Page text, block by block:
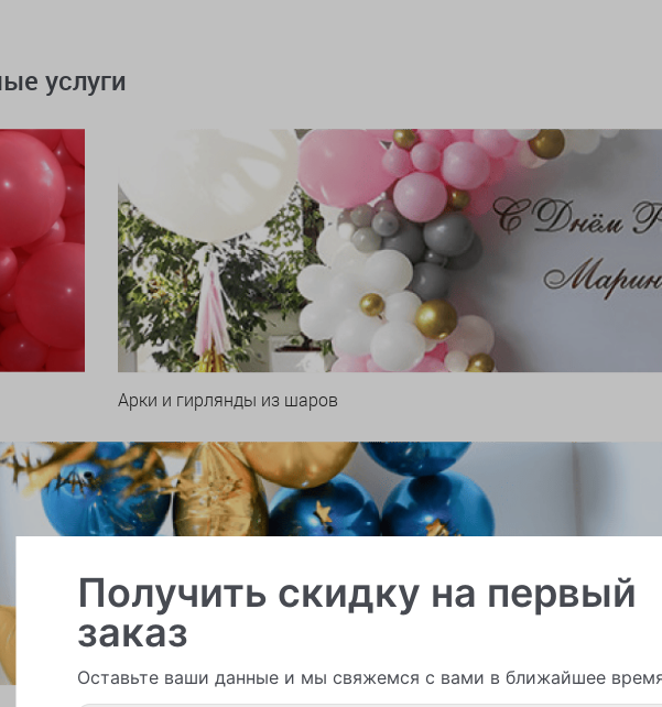
услуги
Арки и гирлянды из шаров
Получить скидку на первый
заказ
Оставьте ваши данные и мы свяжемся с вами в ближайшее